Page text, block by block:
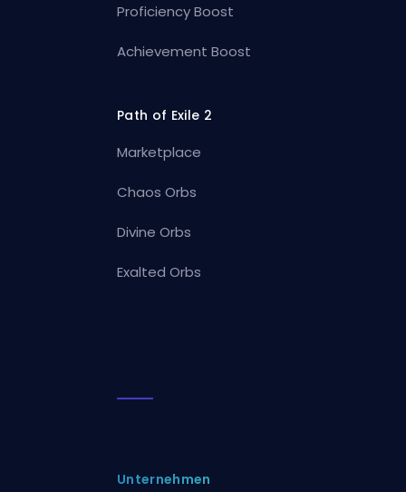
Proficiency Boost
Achievement Boost
Path of Exile 2
Marketplace
Chaos Orbs
Divine Orbs
Exalted Orbs
Unternehmen